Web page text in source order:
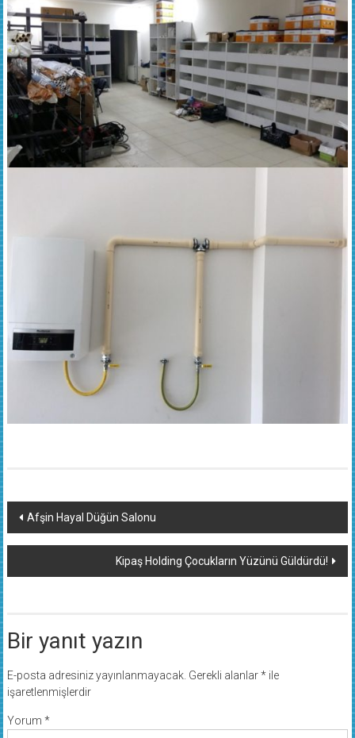
Yazı
dolaşımı
Afşin Hayal Düğün Salonu
Kipaş Holding Çocukların Yüzünü Güldürdü!
Bir yanıt yazın
E-posta adresiniz yayınlanmayacak. Gerekli alanlar*ile
işaretlenmişlerdir
Yorum *